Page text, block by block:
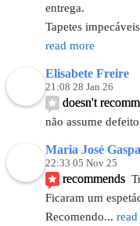
entrega.
Tapetes
read more
Elisabete Freire
21:08 28 Jan 26
doesn't
não assume
Maria José
22:33 05 Nov 25
recommends
Ficaram um
Recomendo...